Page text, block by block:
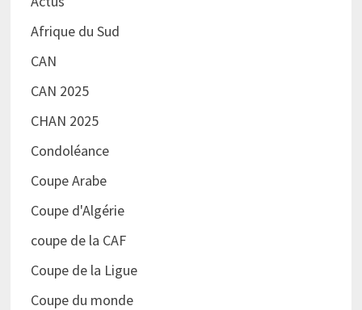
Afrique du Sud
CAN
CAN 2025
CHAN 2025
Condoléance
Coupe Arabe
Coupe d'Algérie
coupe de la CAF
Coupe de la Ligue
Coupe du monde